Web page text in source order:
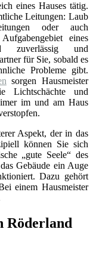
eines Hauses tätig.
Leitungen: Laub
oder auch
eines
und
für Sie, sobald es
Probleme gibt.
sorgen Hausmeister
Lichtschächte und
im und am Haus
Aspekt, der in das
können Sie sich
„gute Seele“ des
Gebäude ein Auge
Dazu gehört
einem Hausmeister
Röderland